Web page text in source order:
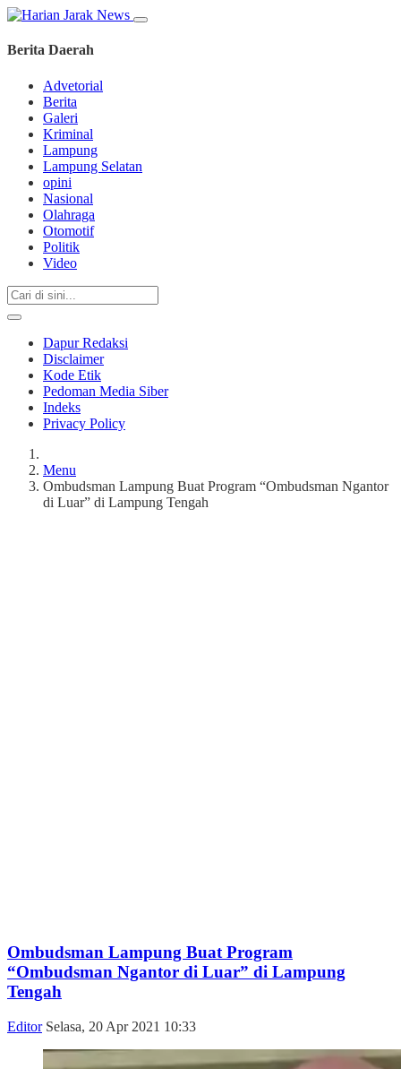
Berita Daerah
Advetorial
Berita
Galeri
Kriminal
Lampung
Lampung Selatan
opini
Nasional
Olahraga
Otomotif
Politik
Video
Dapur Redaksi
Disclaimer
Kode Etik
Pedoman Media Siber
Indeks
Privacy Policy
Menu
Ombudsman Lampung Buat Program “Ombudsman Ngantor
di Luar” di Lampung Tengah
Ombudsman Lampung Buat Program
“Ombudsman Ngantor di Luar” di Lampung
Tengah
Editor Selasa, 20 Apr 2021 10:33